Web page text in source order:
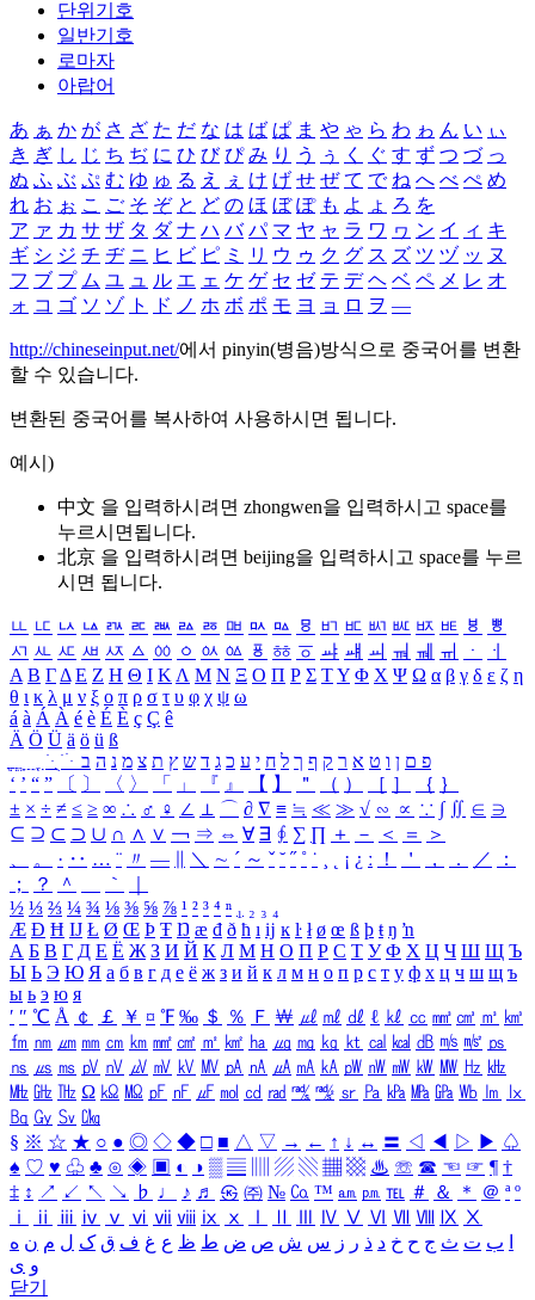
단위기호
일반기호
로마자
아랍어
あ ぁ か が さ ざ た だ な は ば ぱ ま や ゃ ら わ ゎ ん い ぃ
き ぎ し じ ち ぢ に ひ び ぴ み り う ぅ く ぐ す ず つ づ っ
ぬ ふ ぶ ぷ む ゆ ゅ る え ぇ け げ せ ぜ て で ね へ べ ぺ め
れ お ぉ こ ご そ ぞ と ど の ほ ぼ ぽ も よ ょ ろ を
ア ァ カ サ ザ タ ダ ナ ハ バ パ マ ヤ ャ ラ ワ ヮ ン イ ィ キ
ギ シ ジ チ ヂ ニ ヒ ビ ピ ミ リ ウ ゥ ク グ ス ズ ツ ヅ ッ ヌ
フ ブ プ ム ユ ュ ル エ ェ ケ ゲ セ ゼ テ デ ヘ ベ ペ メ レ オ
ォ コ ゴ ソ ゾ ト ド ノ ホ ボ ポ モ ヨ ョ ロ ヲ ―
http://chineseinput.net/에서 pinyin(병음)방식으로 중국어를 변환
할 수 있습니다.
변환된 중국어를 복사하여 사용하시면 됩니다.
예시)
中文 을 입력하시려면 zhongwen을 입력하시고 space를
누르시면됩니다.
北京 을 입력하시려면 beijing을 입력하시고 space를 누르
시면 됩니다.
ㅥ ㅦ ㅧ ㅨ ㅩ ㅪ ㅫ ㅬ ㅭ ㅮ ㅯ ㅰ ㅱ ㅲ ㅳ ㅴ ㅵ ㅶ ㅷ ㅸ
ㅹ
ㅺ ㅻ ㅼ ㅽ ㅾ ㅿ ㆀ ㆁ ㆂ ㆃ ㆄ ㆅ ㆆ ㆇ ㆈ ㆉ ㆊ ㆋ ㆌ ㆍ
ㆎ
Α Β ΓΔ Ε Ζ Η Θ Ι ΚΛ Μ Ν Ξ Ο Π Ρ Σ ΤΥ Φ Χ Ψ Ω α β γ δ ε ζ η
θ ι κ λ μ ν ξ ο π ρ σ τ υ φ χ ψ ω
á à Á À é è É È ç Ç ê
Ä Ö Ü ä ö ü ß
ִֶֹ ֻּ ׁׂ פ ם ן ו ט א ר ק ף ך ל ח י ע כ ג ד ש ץ ת צ מ נ ה ב
‘ ’ “ ” 〔 〕 〈 〉 「 」 『 』 【 】 ＂ （ ） ［ ］ ｛ ｝
± × ÷ ≠ ≤ ≥ ∞ ∴ ♂ ♀ ∠ ⊥ ⌒ ∂ ∇ ≡ ≒ ≪ ≫ √ ∽ ∝ ∵ ∫ ∬ ∈ ∋
⊆ ⊇ ⊂ ⊃ ∪ ∩ ∧ ∨ ￢ ⇒ ⇔ ∀ ∃ ∮ ∑ ∏ ＋ － ＜ ＝
＞
、
。 · ‥ … ¨ 〃 ― ＼ ∼ ´ ～ ˇ ˘ ˝ ˚ ˙ ¸ ¡ ¿ ː ！ ＇ ， ． ／
：
；
？ ＾ ｀
½ ⅓ ⅔ ¼ ¾ ⅛ ⅜ ⅝ ⅞ ¹ ² ³ ⁴ ⁿ ₁ ₂ ₃ ₄
Æ Ð Ħ Ĳ Ł Ø Œ Þ Ŧ Ŋ æ đ ð ħ ı ĳ ĸ ŀ ł ø œ ß þ ŧ ŋ ŉ
А Б В Г Д Е Ё Ж З И Й К Л М Н О П Р С Т У Ф Х Ц Ч Ш Щ Ъ
Ы Ь Э Ю Я а б в г д е ё ж з и й к л м н о п р с т у ф х ц ч ш щ ъ
ы ь э ю я
′ ″ ℃ Å ￠ ￡ ￥ ¤ ℉ ‰ ＄ ％ Ｆ ￦ ㎕ ㎖ ㎗ ℓ ㎘ ㏄ ㎣ ㎤ ㎥ ㎦
㎙ ㎚ ㎛ ㎜ ㎝ ㎞ ㎟ ㎠ ㎡ ㎢ ㏊ ㎍ ㎎ ㎏ ㏏ ㎈ ㎉ ㏈ ㎧ ㎨ ㎰
㎱ ㎲ ㎳ ㎴ ㎵ ㎶ ㎷ ㎸ ㎹ ㎀ ㎁ ㎂ ㎃ ㎄ ㎺ ㎻ ㎽ ㎾ ㎿ ㎐ ㎑
㎒ ㎓ ㎔ Ω ㏀ ㏁ ㎊ ㎋ ㎌ ㏖ ㏅ ㎭ ㎮ ㎯ ㏛ ㎩ ㎪ ㎫ ㎬ ㏝ ㏐
㏓
㏃ ㏉ ㏜ ㏆
§ ※ ☆ ★ ○ ● ◎ ◇ ◆ □ ■ △ ▽ → ← ↑ ↓ ↔ 〓 ◁ ◀ ▷ ▶ ♤
♠ ♡ ♥ ♧ ♣ ⊙ ◈ ▣ ◐ ◑ ▒ ▤ ▨ ▧ ▦ ▩ ♨ ☏ ☎ ☜ ☞ ¶ †
‡ ↕ ↗ ↙ ↖ ↘ ♭ ♩ ♪ ♬ ㉿ ㈜ № ㏇ ™ ㏂ ㏘ ℡ ＃ ＆ ＊ ＠ ª º
ⅰ
ⅱ ⅲ ⅳ ⅴ ⅵ ⅶ ⅷ ⅸ ⅹ Ⅳ Ⅴ Ⅵ Ⅶ Ⅷ Ⅸ Ⅹ
ب ت ث ج ح خ د ذ ر ز س ش ص ض ط ظ ع غ ف ق ک ل م ن ه
و ی
닫기